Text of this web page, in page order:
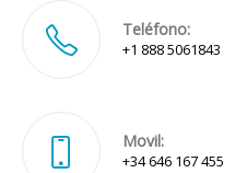
Teléfono:
+1 888 5061843
Movil:
+34 646 167 455